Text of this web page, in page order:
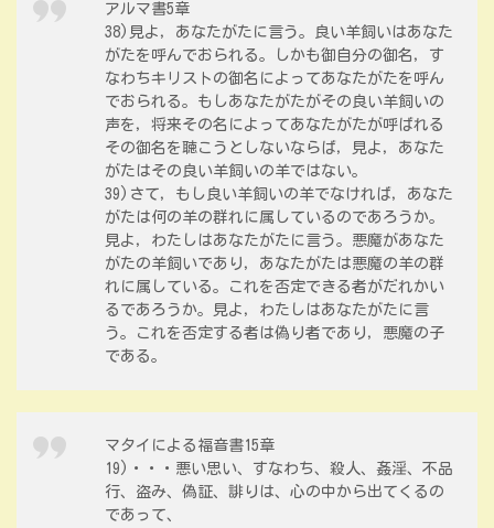
アルマ書5章
38)見よ，あなたがたに言う。良い羊飼いはあなた
がたを呼んでおられる。しかも御自分の御名，す
なわちキリストの御名によってあなたがたを呼ん
でおられる。もしあなたがたがその良い羊飼いの
声を，将来その名によってあなたがたが呼ばれる
その御名を聴こうとしないならば，見よ，あなた
がたはその良い羊飼いの羊ではない。
39)さて，もし良い羊飼いの羊でなければ，あなた
がたは何の羊の群れに属しているのであろうか。
見よ，わたしはあなたがたに言う。悪魔があなた
がたの羊飼いであり，あなたがたは悪魔の羊の群
れに属している。これを否定できる者がだれかい
るであろうか。見よ，わたしはあなたがたに言
う。これを否定する者は偽り者であり，悪魔の子
である。
マタイによる福音書15章
19)・・・悪い思い、すなわち、殺人、姦淫、不品
行、盗み、偽証、誹りは、心の中から出てくるの
であって、